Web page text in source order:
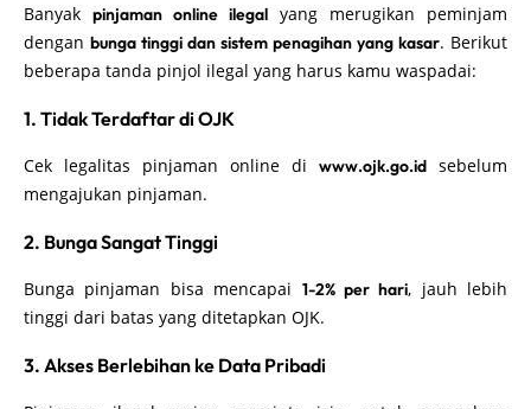
Banyak pinjaman online ilegal yang merugikan peminjam
dengan bunga tinggi dan sistem penagihan yang kasar. Berikut
beberapa tanda pinjol ilegal yang harus kamu waspadai:
1. Tidak Terdaftar di OJK
Cek legalitas pinjaman online di www.ojk.go.id sebelum
mengajukan pinjaman.
2. Bunga Sangat Tinggi
Bunga pinjaman bisa mencapai 1-2% per hari, jauh lebih
tinggi dari batas yang ditetapkan OJK.
3. Akses Berlebihan ke Data Pribadi